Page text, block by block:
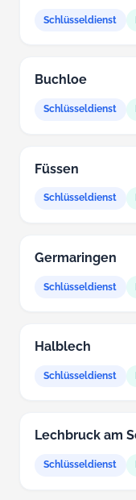
Schlüsseldienst
Buchloe
Schlüsseldienst
Füssen
Schlüsseldienst
Germaringen
Schlüsseldienst
Halblech
Schlüsseldienst
Lechbruck am
Schlüsseldienst